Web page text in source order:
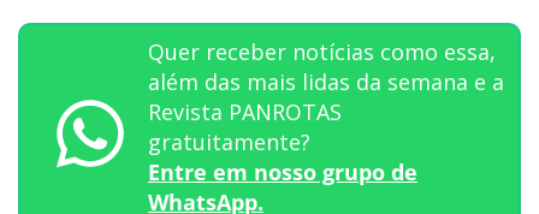
Quer receber notícias como essa,
além das mais lidas da semana e a
Revista PANROTAS
gratuitamente?
Entre em nosso grupo de
WhatsApp.